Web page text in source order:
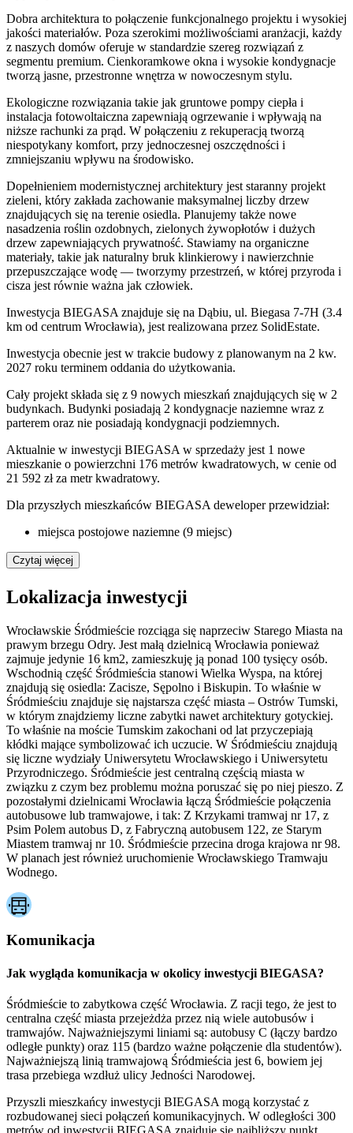
Dobra architektura to połączenie funkcjonalnego projektu i wysokiej
jakości materiałów. Poza szerokimi możliwościami aranżacji, każdy
z naszych domów oferuje w standardzie szereg rozwiązań z
segmentu premium. Cienkoramkowe okna i wysokie kondygnacje
tworzą jasne, przestronne wnętrza w nowoczesnym stylu.
Ekologiczne rozwiązania takie jak gruntowe pompy ciepła i
instalacja fotowoltaiczna zapewniają ogrzewanie i wpływają na
niższe rachunki za prąd. W połączeniu z rekuperacją tworzą
niespotykany komfort, przy jednoczesnej oszczędności i
zmniejszaniu wpływu na środowisko.
Dopełnieniem modernistycznej architektury jest staranny projekt
zieleni, który zakłada zachowanie maksymalnej liczby drzew
znajdujących się na terenie osiedla. Planujemy także nowe
nasadzenia roślin ozdobnych, zielonych żywopłotów i dużych
drzew zapewniających prywatność. Stawiamy na organiczne
materiały, takie jak naturalny bruk klinkierowy i nawierzchnie
przepuszczające wodę — tworzymy przestrzeń, w której przyroda i
cisza jest równie ważna jak człowiek.
Inwestycja BIEGASA znajduje się na Dąbiu, ul. Biegasa 7-7H (3.4
km od centrum Wrocławia), jest realizowana przez SolidEstate.
Inwestycja obecnie jest w trakcie budowy z planowanym na 2 kw.
2027 roku terminem oddania do użytkowania.
Cały projekt składa się z 9 nowych mieszkań znajdujących się w 2
budynkach. Budynki posiadają 2 kondygnacje naziemne wraz z
parterem oraz nie posiadają kondygnacji podziemnych.
Aktualnie w inwestycji BIEGASA w sprzedaży jest 1 nowe
mieszkanie o powierzchni 176 metrów kwadratowych, w cenie od
21 592 zł za metr kwadratowy.
Dla przyszłych mieszkańców BIEGASA deweloper przewidział:
miejsca postojowe naziemne (9 miejsc)
Czytaj więcej
Lokalizacja inwestycji
Wrocławskie Śródmieście rozciąga się naprzeciw Starego Miasta na
prawym brzegu Odry. Jest małą dzielnicą Wrocławia ponieważ
zajmuje jedynie 16 km2, zamieszkuję ją ponad 100 tysięcy osób.
Wschodnią część Śródmieścia stanowi Wielka Wyspa, na której
znajdują się osiedla: Zacisze, Sępolno i Biskupin. To właśnie w
Śródmieściu znajduje się najstarsza część miasta – Ostrów Tumski,
w którym znajdziemy liczne zabytki nawet architektury gotyckiej.
To właśnie na moście Tumskim zakochani od lat przyczepiają
kłódki mające symbolizować ich uczucie. W Śródmieściu znajdują
się liczne wydziały Uniwersytetu Wrocławskiego i Uniwersytetu
Przyrodniczego. Śródmieście jest centralną częścią miasta w
związku z czym bez problemu można poruszać się po niej pieszo. Z
pozostałymi dzielnicami Wrocławia łączą Śródmieście połączenia
autobusowe lub tramwajowe, i tak: Z Krzykami tramwaj nr 17, z
Psim Polem autobus D, z Fabryczną autobusem 122, ze Starym
Miastem tramwaj nr 10. Śródmieście przecina droga krajowa nr 98.
W planach jest również uruchomienie Wrocławskiego Tramwaju
Wodnego.
Komunikacja
Jak wygląda komunikacja w okolicy inwestycji BIEGASA?
Śródmieście to zabytkowa część Wrocławia. Z racji tego, że jest to
centralna część miasta przejeżdża przez nią wiele autobusów i
tramwajów. Najważniejszymi liniami są: autobusy C (łączy bardzo
odległe punkty) oraz 115 (bardzo ważne połączenie dla studentów).
Najważniejszą linią tramwajową Śródmieścia jest 6, bowiem jej
trasa przebiega wzdłuż ulicy Jedności Narodowej.
Przyszli mieszkańcy inwestycji BIEGASA mogą korzystać z
rozbudowanej sieci połączeń komunikacyjnych. W odległości 300
metrów od inwestycji BIEGASA znajduje się najbliższy punkt